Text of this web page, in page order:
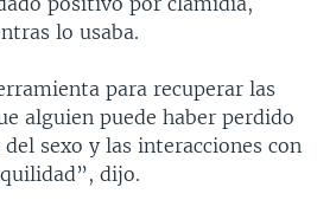
lo usaba.
para recuperar las
alguien puede haber perdido
sexo y las interacciones con
dijo.